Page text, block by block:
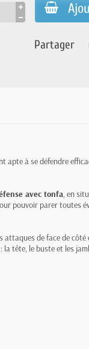
Partager
apte à se défendre
avec tonfa, en
pouvoir parer toutes
de face de côté
la tête, le buste et les